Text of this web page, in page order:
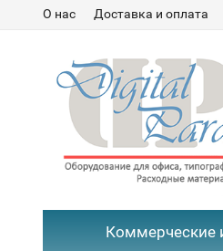
О нас Доставка и оплата
Коммерческие